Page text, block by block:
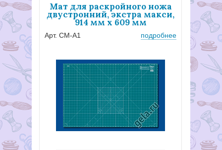
Мат для раскройного ножа
двустронний, экстра макси,
914 мм x 609 мм
Арт. CM-A1 подробнее